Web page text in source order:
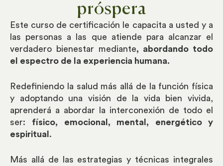
próspera
Este curso de certificación le capacita a usted y a
las personas a las que atiende para alcanzar el
verdadero bienestar mediante, abordando todo
el espectro de la experiencia humana.
Redefiniendo la salud más allá de la función física
y adoptando una visión de la vida bien vivida,
aprenderá a abordar la interconexión de todo el
ser: físico, emocional, mental, energético y
espiritual .
Más allá de las estrategias y técnicas integrales